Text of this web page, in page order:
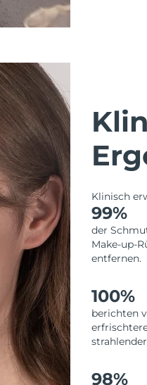
Klinisch
99%
der
Make-up-
entfernen.
100%
berichten
98%